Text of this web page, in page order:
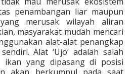
penambangan liar maupun
merusak wilayah aliran
masyarakat mudah mencari
alat-alat penangkap
Alat ‘Ujo’ adalah salah
ikan yang dipasang di posisi